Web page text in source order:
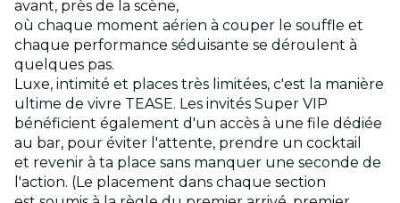
avant, près de la scène,
où chaque moment aérien à couper le souffle et
chaque performance séduisante se déroulent à
quelques pas.
Luxe, intimité et places très limitées, c'est la manière
ultime de vivre TEASE. Les invités Super VIP
bénéficient également d'un accès à une file dédiée
au bar, pour éviter l'attente, prendre un cocktail
et revenir à ta place sans manquer une seconde de
l'action. (Le placement dans chaque section